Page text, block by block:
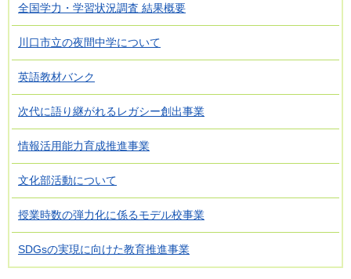
全国学力・学習状況調査 結果概要
川口市立の夜間中学について
英語教材バンク
次代に語り継がれるレガシー創出事業
情報活用能力育成推進事業
文化部活動について
授業時数の弾力化に係るモデル校事業
SDGsの実現に向けた教育推進事業